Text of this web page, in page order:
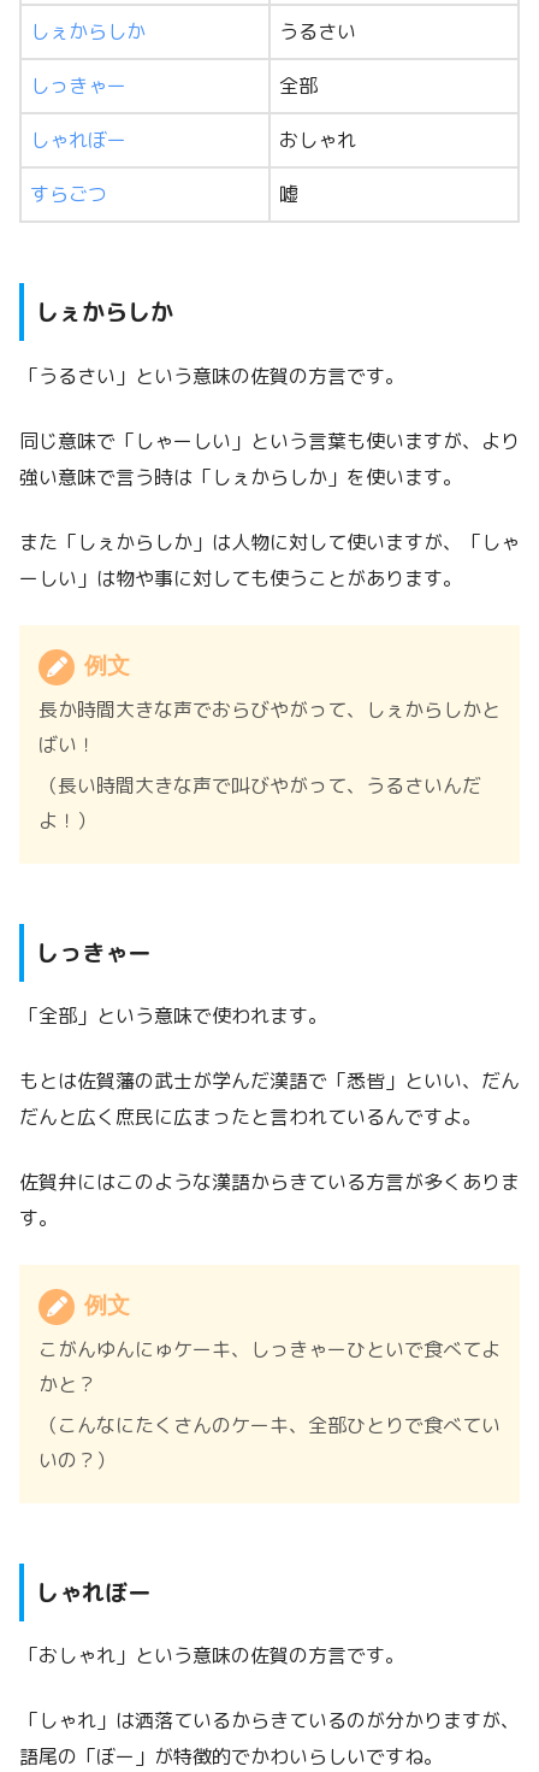
しぇからしか うるさい
しっきゃー 全部
しゃれぼー おしゃれ
すらごつ 嘘
しぇからしか
「うるさい」という意味の佐賀の方言です。
同じ意味で「しゃーしい」という言葉も使いますが、より
強い意味で言う時は「しぇからしか」を使います。
また「しぇからしか」は人物に対して使いますが、「しゃ
ーしい」は物や事に対しても使うことがあります。
例文
長か時間大きな声でおらびやがって、しぇからしかと
ばい！
（長い時間大きな声で叫びやがって、うるさいんだ
よ！）
しっきゃー
「全部」という意味で使われます。
もとは佐賀藩の武士が学んだ漢語で「悉皆」といい、だん
だんと広く庶民に広まったと言われているんですよ。
佐賀弁にはこのような漢語からきている方言が多くありま
す。
例文
こがんゆんにゅケーキ、しっきゃーひといで食べてよ
かと？
（こんなにたくさんのケーキ、全部ひとりで食べてい
いの？）
しゃれぼー
「おしゃれ」という意味の佐賀の方言です。
「しゃれ」は洒落ているからきているのが分かりますが、
語尾の「ぼー」が特徴的でかわいらしいですね。